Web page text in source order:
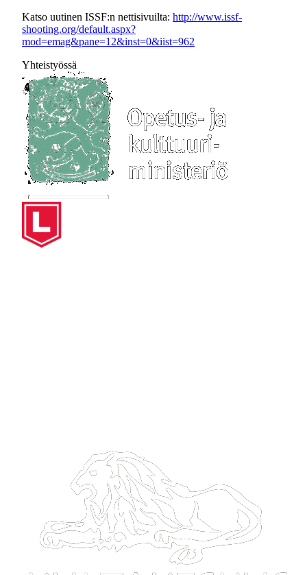
Katso uutinen ISSF:n nettisivuilta: http://www.issf-
shooting.org/default.aspx?
mod=emag&pane=12&inst=0&iist=962
Yhteistyössä